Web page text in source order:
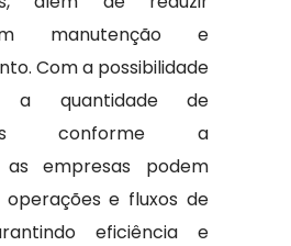
manutenção e
Com a possibilidade
a quantidade de
conforme a
as empresas podem
operações e fluxos de
eficiência e